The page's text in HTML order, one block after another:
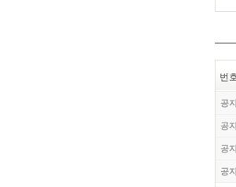
번
공지
공지
공지
공지